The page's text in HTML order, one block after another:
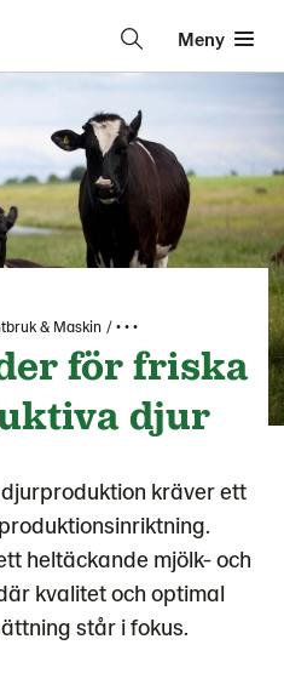
Meny
& Maskin • • •
för friska
djur
kräver ett
heltäckande mjölk- och
kvalitet och optimal
står i fokus.